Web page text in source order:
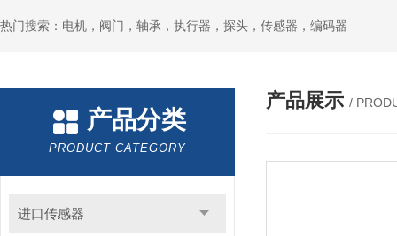
热门搜索：电机，阀门，轴承，执行器，探头，传感器，编码器
产品分类
PRODUCT CATEGORY
进口传感器
产品展示 /